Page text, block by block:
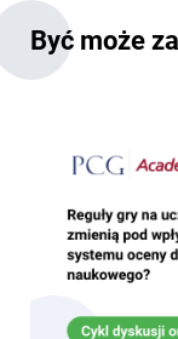
Być może